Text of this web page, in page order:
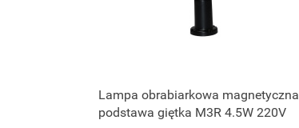
Lampa obrabiarkowa magnetyczna
podstawa giętka M3R 4.5W 220V